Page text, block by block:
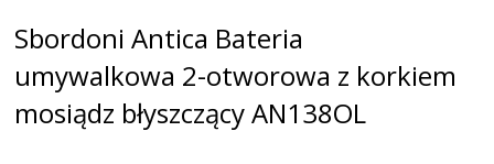
Sbordoni Antica Bateria
umywalkowa 2-otworowa z korkiem
mosiądz błyszczący AN138OL